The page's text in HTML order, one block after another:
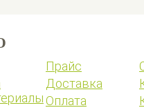
Прайс
Доставка
Оплата